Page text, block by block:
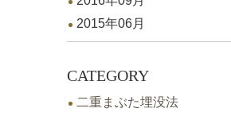
2015年06月
CATEGORY
二重まぶた埋没法